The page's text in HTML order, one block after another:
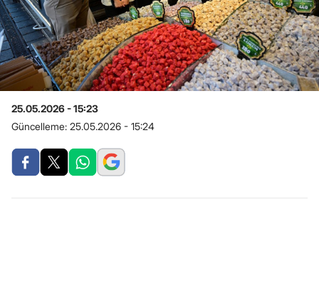
25.05.2026 - 15:23
Güncelleme: 25.05.2026 - 15:24